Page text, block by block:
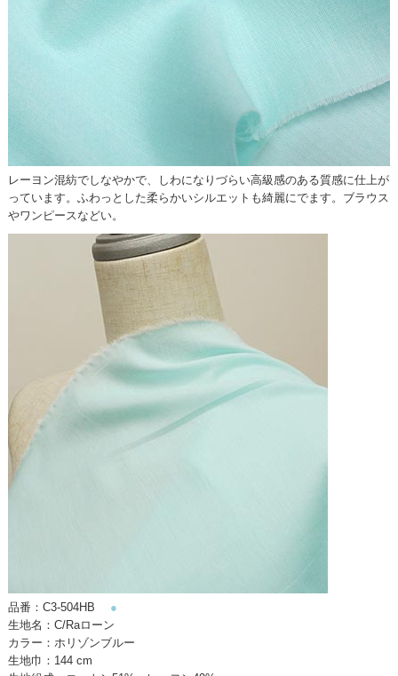
レーヨン混紡でしなやかで、しわになりづらい高級感のある質感に仕上が
っています。ふわっとした柔らかいシルエットも綺麗にでます。ブラウス
やワンピースなどい。
品番：C3-504HB ●
生地名：C/Raローン
カラー：ホリゾンブルー
生地巾：144 cm